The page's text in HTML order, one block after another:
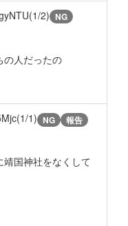
2) NG
の人だったの
1) NG 報告
靖国神社をなくして